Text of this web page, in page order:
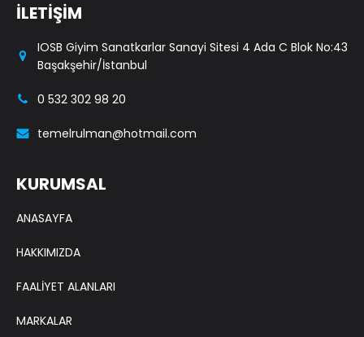
İLETİŞİM
IOSB Giyim Sanatkarlar Sanayi Sitesi 4 Ada C Blok No:43
Başakşehir/İstanbul
0 532 302 98 20
temelrulman@hotmail.com
KURUMSAL
ANASAYFA
HAKKIMIZDA
FAALİYET ALANLARI
MARKALAR